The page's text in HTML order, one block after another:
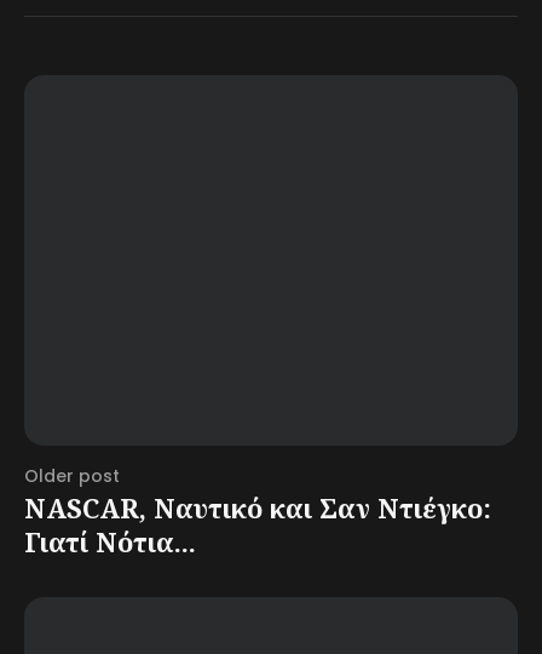
Older post
NASCAR, Ναυτικό και Σαν Ντιέγκο:
Γιατί Νότια...